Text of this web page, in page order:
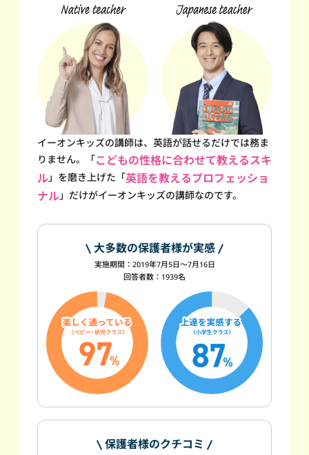
イーオンキッズの講師は、英語が話せるだけでは務ま
りません。
「こどもの性格に合わせて教えるスキ
ル」を磨き上げた 「英語を教えるプロフェッショ
ナル」だけがイーオンキッズの講師なのです。
大多数の保護者様が実感
実施期間：2019年7月5日～7月16日
回答者数：1939名
保護者様のクチコミ